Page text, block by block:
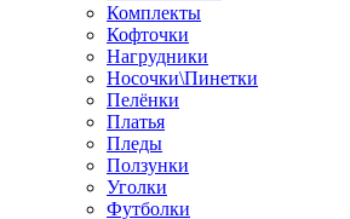
Комплекты
Кофточки
Нагрудники
Носочки\Пинетки
Пелёнки
Платья
Пледы
Ползунки
Уголки
Футболки